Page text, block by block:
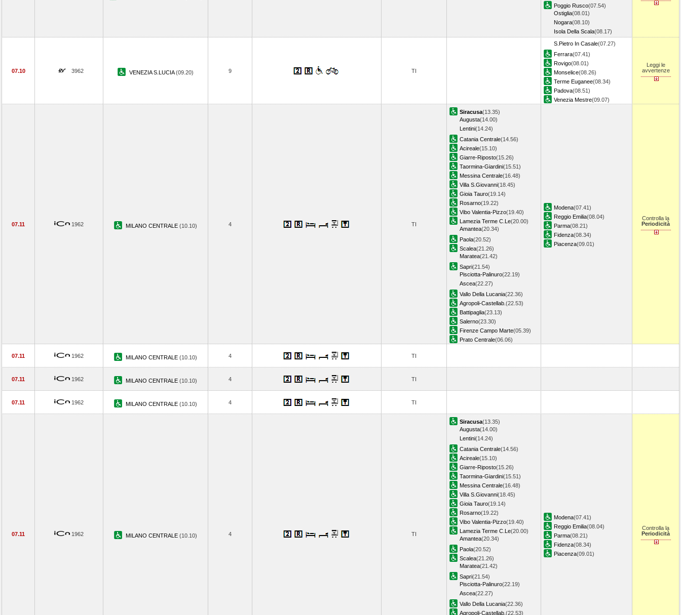
Poggio Rusco(07.54)
Ostiglia(08.01)
Nogara(08.10)
Isola Della Scala(08.17)
07.10 3962 VENEZIA S.LUCIA(09.20) 9 TI
S.Pietro In Casale(07.27)
Ferrara(07.41)
Rovigo(08.01)
Monselice(08.26)
Terme Euganee(08.34)
Padova(08.51)
Venezia Mestre(09.07)
Leggi le
avvertenze
07.11 1962 MILANO CENTRALE (10.10) 4 TI
Siracusa(13.35)
Augusta(14.00)
Lentini(14.24)
Catania Centrale(14.56)
Acireale(15.10)
Giarre-Riposto(15.26)
Taormina-Giardini(15.51)
Messina Centrale(16.48)
Villa S.Giovanni(18.45)
Gioia Tauro(19.14)
Rosarno(19.22)
Vibo Valentia-Pizzo(19.40)
Lamezia Terme C.Le(20.00)
Amantea(20.34)
Paola(20.52)
Scalea(21.26)
Maratea(21.42)
Sapri(21.54)
Pisciotta-Palinuro(22.19)
Ascea(22.27)
Vallo Della Lucania(22.36)
Agropoli-Castellab. (22.53)
Battipaglia(23.13)
Salerno(23.30)
Firenze Campo Marte(05.39)
Prato Centrale(06.06)
Modena(07.41)
Reggio Emilia(08.04)
Parma(08.21)
Fidenza(08.34)
Piacenza(09.01)
Controlla la
Periodicità
07.11 1962 MILANO CENTRALE (10.10) 4 TI
07.11 1962 MILANO CENTRALE (10.10) 4 TI
07.11 1962 MILANO CENTRALE (10.10) 4 TI
07.11 1962 MILANO CENTRALE (10.10) 4 TI
Siracusa(13.35)
Augusta(14.00)
Lentini(14.24)
Catania Centrale(14.56)
Acireale(15.10)
Giarre-Riposto(15.26)
Taormina-Giardini(15.51)
Messina Centrale(16.48)
Villa S.Giovanni(18.45)
Gioia Tauro(19.14)
Rosarno(19.22)
Vibo Valentia-Pizzo(19.40)
Lamezia Terme C.Le(20.00)
Amantea(20.34)
Paola(20.52)
Scalea(21.26)
Maratea(21.42)
Sapri(21.54)
Pisciotta-Palinuro(22.19)
Ascea(22.27)
Vallo Della Lucania(22.36)
Agropoli-Castellab. (22.53)
Modena(07.41)
Reggio Emilia(08.04)
Parma(08.21)
Fidenza(08.34)
Piacenza(09.01)
Controlla la
Periodicità